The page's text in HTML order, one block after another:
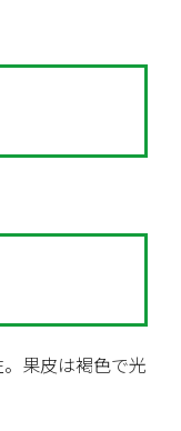
果皮は褐色で光